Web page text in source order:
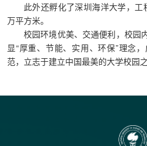
此外还孵化了深圳海洋大学，
万平方米。
校园环境优美、交通便利，校园
显“厚重、节能、实用、环保”理念
范，立志于建立中国最美的大学校园之